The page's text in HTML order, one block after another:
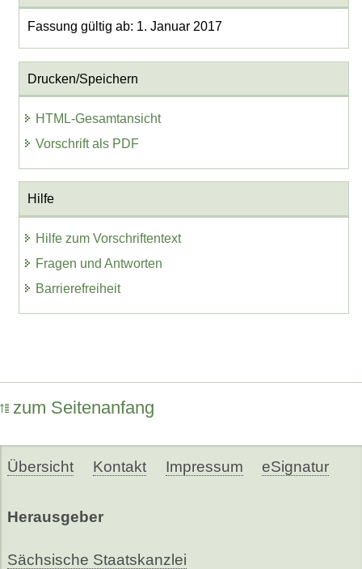
Fassung gültig ab: 1. Januar 2017
Drucken/Speichern
HTML-Gesamtansicht
Vorschrift als PDF
Hilfe
Hilfe zum Vorschriftentext
Fragen und Antworten
Barrierefreiheit
zum Seitenanfang
Übersicht Kontakt Impressum eSignatur
Herausgeber
Sächsische Staatskanzlei